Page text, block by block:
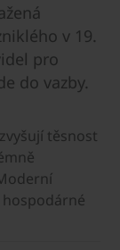
v 19.
pro
do vazby.
těsnost